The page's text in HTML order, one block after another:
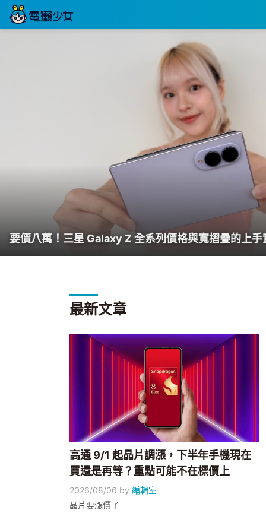
電獺少女：女孩的科技日
要價八萬！三星 Galaxy Z 全系列價格與寬摺疊的上手
最新文章
高通 9/1 起晶片調漲，下半年手機現在
買還是再等？重點可能不在標價上
2026/08/06 by 編輯室
晶片要漲價了